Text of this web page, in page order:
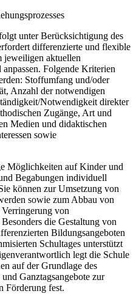
unter Berücksichtigung des
differenzierte und flexible
jeweiligen aktuellen
Folgende Kriterien
Stoffumfang und/oder
Anzahl der notwendigen
Notwendigkeit direkter
Zugänge, Art und
Medien und didaktischen
sowie
Möglichkeiten auf Kinder und
Begabungen individuell
können zur Umsetzung von
sowie zum Abbau von
von
die Gestaltung von
Bildungsangeboten
Schultages unterstützt
legt die Schule
auf der Grundlage des
Ganztagsangebote zur
Förderung fest.